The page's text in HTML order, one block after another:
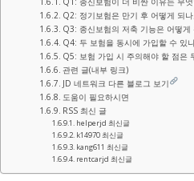
Q2: 정기보험은 만기 후 어떻게 되나
Q3: 종신보험의 저축 기능은 어떻게
Q4: 두 보험을 동시에 가입할 수 있
Q5: 보험 가입 시 주의해야 할 점은
관련 글(내부 링크)
JD 네트워크 다른 블로그 보기
도움이 필요하시면
RSS 최신 글
helperjd 최신글
k14970 최신글
kang611 최신글
rentcarjd 최신글